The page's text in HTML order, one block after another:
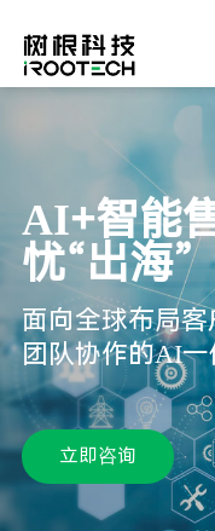
AI+智能
忧“出海”
面向全球布局
团队协作的AI
立即咨询